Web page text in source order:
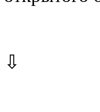
⇩